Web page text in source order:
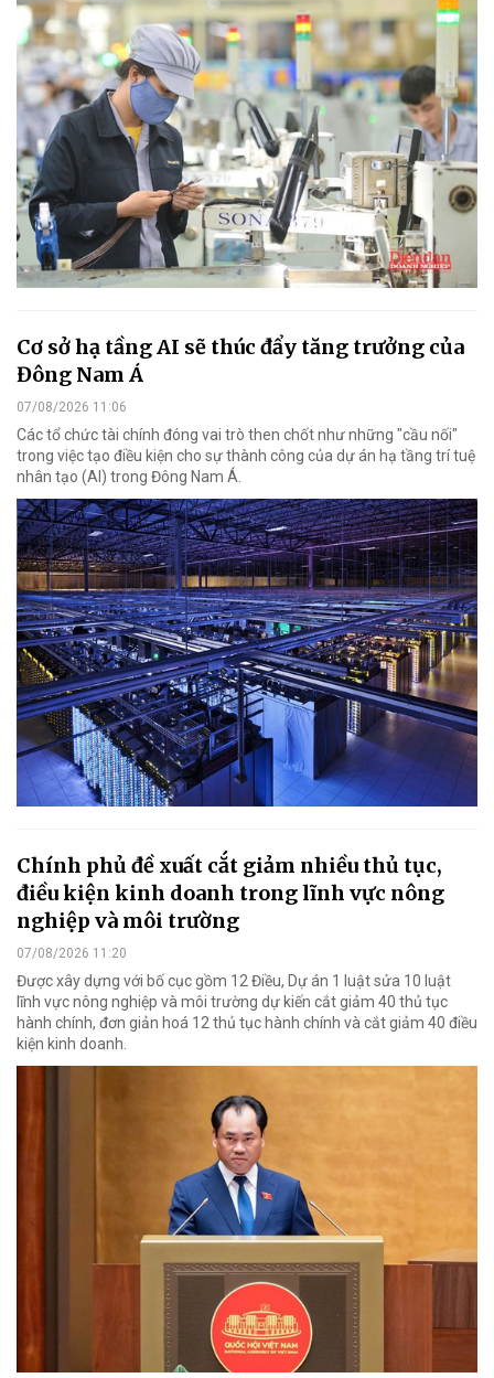
Cơ sở hạ tầng AI sẽ thúc đẩy tăng trưởng của
Đông Nam Á
07/08/2026 11:06
Các tổ chức tài chính đóng vai trò then chốt như những "cầu nối"
trong việc tạo điều kiện cho sự thành công của dự án hạ tầng trí tuệ
nhân tạo (AI) trong Đông Nam Á.
Chính phủ đề xuất cắt giảm nhiều thủ tục,
điều kiện kinh doanh trong lĩnh vực nông
nghiệp và môi trường
07/08/2026 11:20
Được xây dựng với bố cục gồm 12 Điều, Dự án 1 luật sửa 10 luật
lĩnh vực nông nghiệp và môi trường dự kiến cắt giảm 40 thủ tục
hành chính, đơn giản hoá 12 thủ tục hành chính và cắt giảm 40 điều
kiện kinh doanh.